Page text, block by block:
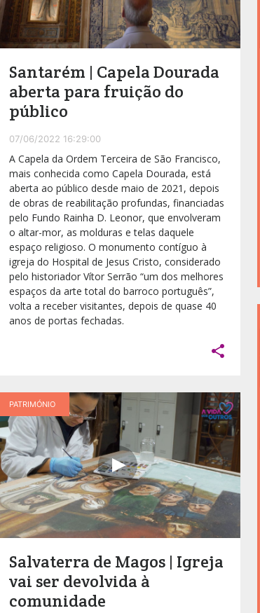
Santarém | Capela Dourada
aberta para fruição do
público
07/06/2022 16:29:00
A Capela da Ordem Terceira de São Francisco,
mais conhecida como Capela Dourada, está
aberta ao público desde maio de 2021, depois
de obras de reabilitação profundas, financiadas
pelo Fundo Rainha D. Leonor, que envolveram
o altar-mor, as molduras e telas daquele
espaço religioso. O monumento contíguo à
igreja do Hospital de Jesus Cristo, considerado
pelo historiador Vítor Serrão “um dos melhores
espaços da arte total do barroco português”,
volta a receber visitantes, depois de quase 40
anos de portas fechadas.

PATRIMÓNIO
Salvaterra de Magos | Igreja
vai ser devolvida à
comunidade